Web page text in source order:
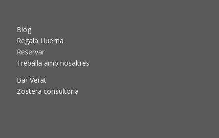
Blog
Regala Lluerna
Reservar
Treballa amb nosaltres
Bar Verat
Zostera consultoria